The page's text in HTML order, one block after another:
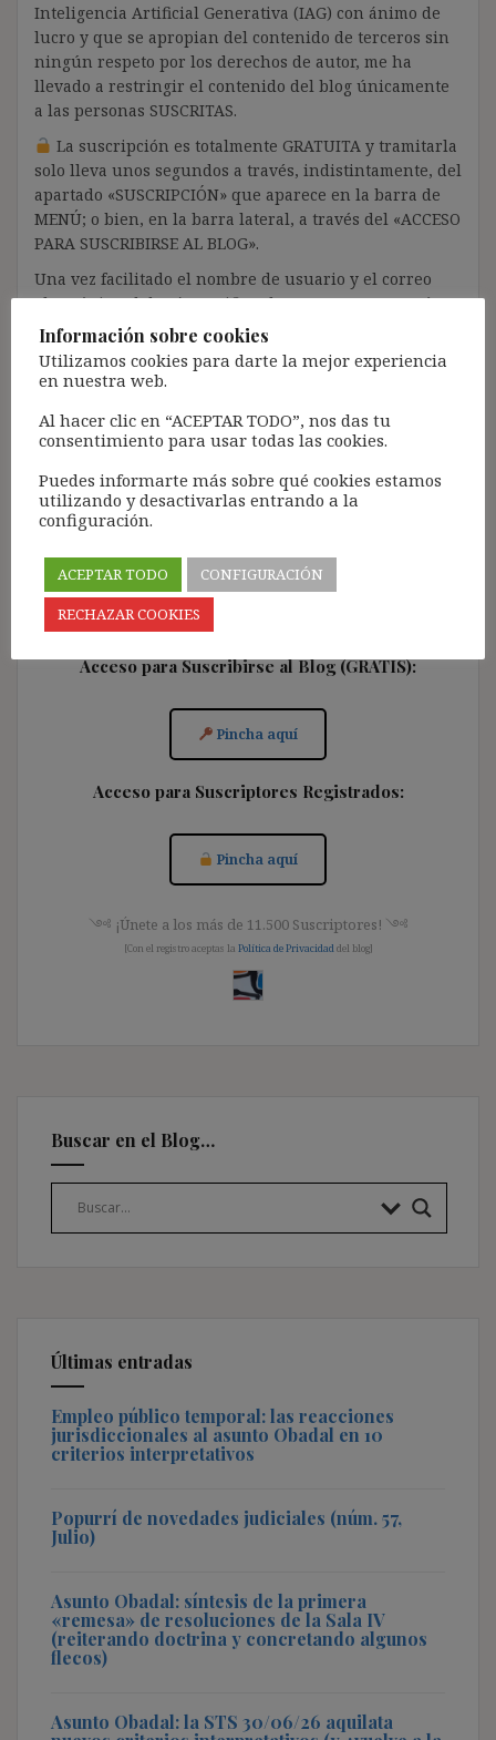
Inteligencia Artificial Generativa (IAG) con ánimo de
lucro y que se apropian del contenido de terceros sin
ningún respeto por los derechos de autor, me ha
llevado a restringir el contenido del blog únicamente
a las personas SUSCRITAS.
La suscripción es totalmente GRATUITA y tramitarla
solo lleva unos segundos a través, indistintamente, del
apartado «SUSCRIPCIÓN» que aparece en la barra de
MENÚ; o bien, en la barra lateral, a través del «ACCESO
PARA SUSCRIBIRSE AL BLOG».
Una vez facilitado el nombre de usuario y el correo
electrónico, deberán verificar la contraseña a través
de un enlace que recibirán en el correo electrónico
registrado (según los casos, es posible que tengan que
revisar la bandeja de «Spam»).
Más de 11.500 personas ya se han suscrito.
Lamento los inconvenientes que este trámite pueda
causar.
[Con el registro aceptas la política de privacidad del
blog: https://ignasibeltran.com/politica-de-privacidad/]
Acceso para Suscribirse al Blog (GRATIS):
Pincha aquí
Acceso para Suscriptores Registrados:
Pincha aquí
༺ ¡Únete a los más de 11.500 Suscriptores! ༺
[Con el registro aceptas la Política de Privacidad del blog]
Buscar en el Blog…
Últimas entradas
Empleo público temporal: las reacciones
jurisdiccionales al asunto Obadal en 10
criterios interpretativos
Popurrí de novedades judiciales (núm. 57,
Julio)
Asunto Obadal: síntesis de la primera
«remesa» de resoluciones de la Sala IV
(reiterando doctrina y concretando algunos
flecos)
Asunto Obadal: la STS 30/06/26 aquilata
Información sobre cookies
Utilizamos cookies para darte la mejor experiencia
en nuestra web.
Al hacer clic en “ACEPTAR TODO”, nos das tu
consentimiento para usar todas las cookies.
Puedes informarte más sobre qué cookies estamos
utilizando y desactivarlas entrando a la
configuración.
ACEPTAR TODO
CONFIGURACIÓN
RECHAZAR COOKIES